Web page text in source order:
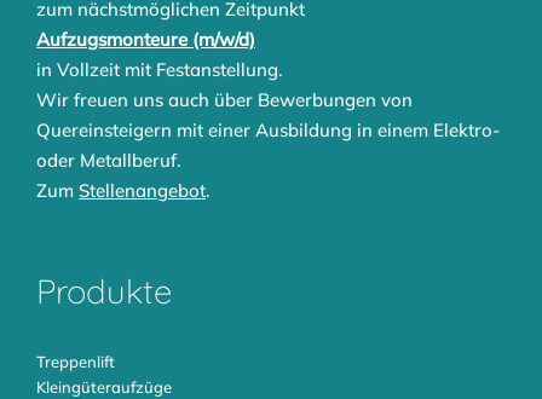
zum nächstmöglichen Zeitpunkt
Aufzugsmonteure (m/w/d)
in Vollzeit mit Festanstellung.
Wir freuen uns auch über Bewerbungen von
Quereinsteigern mit einer Ausbildung in einem Elektro-
oder Metallberuf.
Zum Stellenangebot.
Produkte
Treppenlift
Kleingüteraufzüge